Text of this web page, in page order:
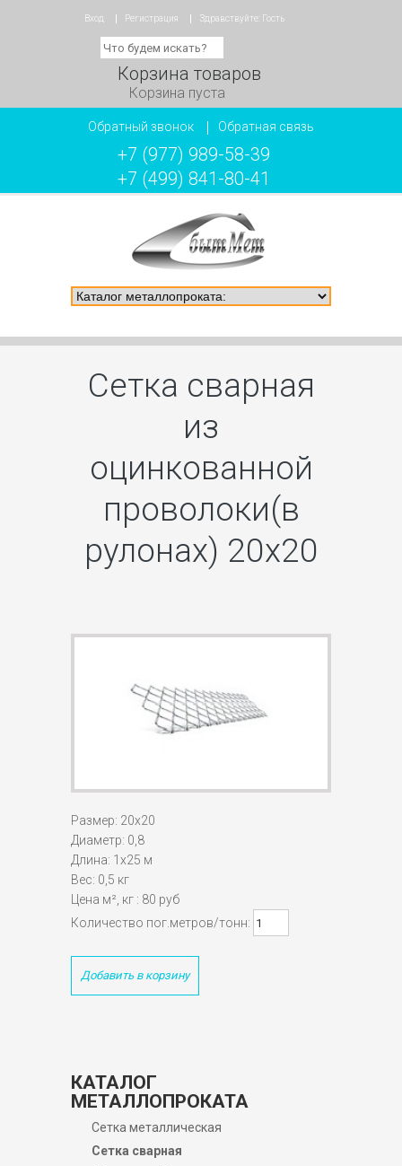
Вход Регистрация Здравствуйте: Гость
Корзина товаров
Корзина пуста
Обратный звонок Обратная связь
+7 (977) 989-58-39
+7 (499) 841-80-41
Сетка сварная
из
оцинкованной
проволоки(в
рулонах) 20х20
Размер: 20х20
Диаметр: 0,8
Длина: 1х25 м
Вес: 0,5 кг
Цена м², кг : 80 руб
Количество пог.метров/тонн:
Добавить в корзину
КАТАЛОГ
МЕТАЛЛОПРОКАТА
Сетка металлическая
Сетка сварная